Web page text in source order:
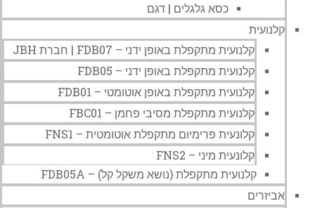
כסא גלגלים | דגם
קלנועית
קלנועית מתקפלת באופן ידני – FDB07 | חברת JBH
קלנועית מתקפלת באופן ידני – FDB05
קלנועית מתקפלת באופן אוטומטי – FDB01
קלנועית מתקפלת מסיבי פחמן – FBC01
קלונעית פרימיום מתקפלת אוטומטית – FNS1
קלונעית מיני – FNS2
קלנועית מתקפלת (נושא משקל קל) – FDB05A
אביזרים